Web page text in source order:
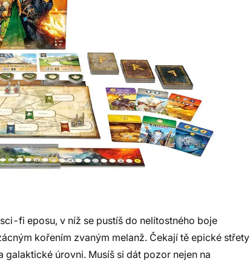
fi eposu, v níž se pustíš do nelítostného boje
kořením zvaným melanž. Čekají tě epické střety
úrovni. Musíš si dát pozor nejen na